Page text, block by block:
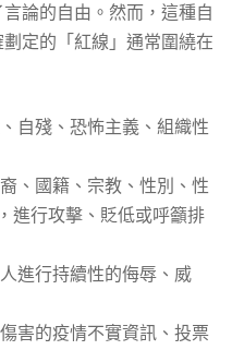
論的自由。然而，這種自
定的「紅線」通常圍繞在
自殘、恐怖主義、組織性
、國籍、宗教、性別、性
進行攻擊、貶低或呼籲排
進行持續性的侮辱、威
害的疫情不實資訊、投票